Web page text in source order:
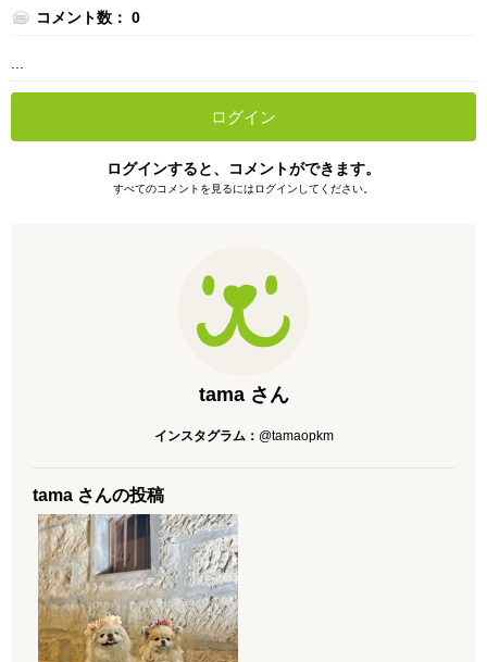
コメント数： 0
ログイン
ログインすると、コメントができます。
すべてのコメントを見るにはログインしてください。
tama さん
インスタグラム： @tamaopkm
tama さんの投稿